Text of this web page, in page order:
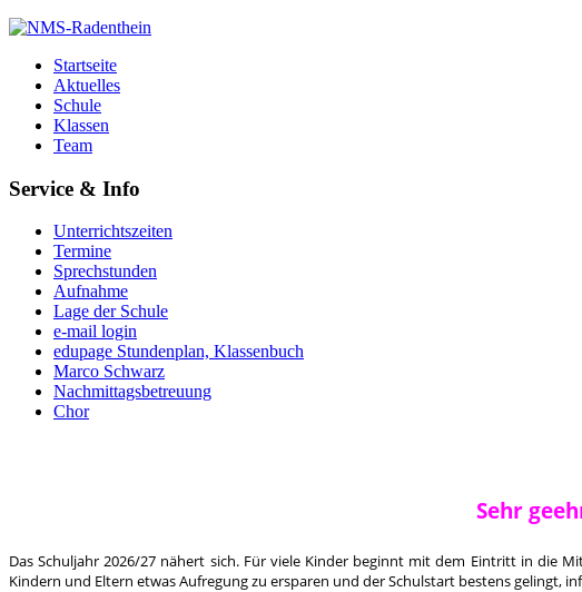
Startseite
Aktuelles
Schule
Klassen
Team
Service & Info
Unterrichtszeiten
Termine
Sprechstunden
Aufnahme
Lage der Schule
e-mail login
edupage Stundenplan, Klassenbuch
Marco Schwarz
Nachmittagsbetreuung
Chor
Sehr
Das Schuljahr 2026/27 nähert sich. Für viele Kinder beginnt mit dem Eintritt in die
Kindern und Eltern etwas Aufregung zu ersparen und der Schulstart bestens gelingt,